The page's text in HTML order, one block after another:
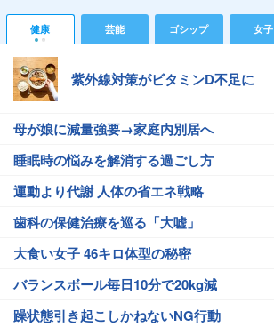
健康 芸能 ゴシップ 女子
紫外線対策がビタミンD不足に
母が娘に減量強要→家庭内別居へ
睡眠時の悩みを解消する過ごし方
運動より代謝 人体の省エネ戦略
歯科の保健治療を巡る「大嘘」
大食い女子 46キロ体型の秘密
バランスボール毎日10分で20kg減
躁状態引き起こしかねないNG行動